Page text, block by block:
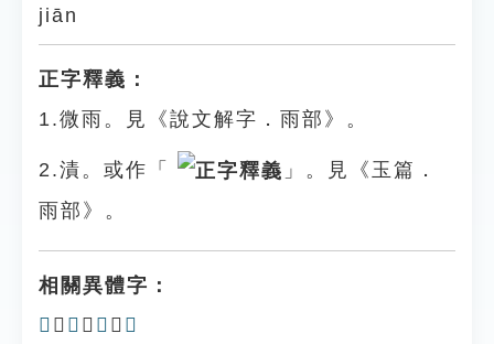
jiān
正字釋義：
1.微雨。見《說文解字．雨部》。
2.漬。或作「
」。見《玉篇．
雨部》。
相關異體字：
𩂅 、 𩅼 、 𩁺 、 𩃔